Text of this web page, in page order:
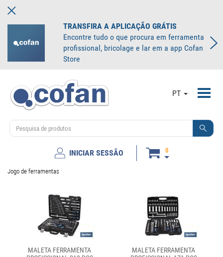
TRANSFIRA A APLICAÇÃO GRÁTIS
Encontre tudo o que procura em ferramenta
profissional, bricolage e lar em a app Cofan
Store
PT
INICIAR SESSÃO 0
Jogo de ferramentas
MALETA FERRAMENTA
MALETA FERRAMENTA